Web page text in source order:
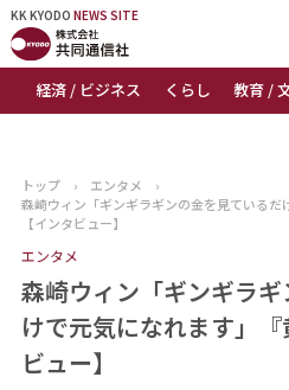
KK KYODO NEWS SITE
経済 / ビジネス くらし 教育 /
KK KYODONEWS SITE
トップページ
ニュース
おすすめコンテンツ
出版物
トップ › エンタメ
›
森崎ウィン「ギンギラギンの金を見ているだ
【インタビュー】
エンタメ
森崎ウィン「ギンギラ
けで元気になれます」
ビュー】